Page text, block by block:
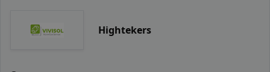
Hightekers